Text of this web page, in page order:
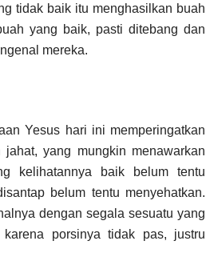
tidak baik itu menghasilkan buah
yang baik, pasti ditebang dan
mereka.
Yesus hari ini memperingatkan
yang mungkin menawarkan
kelihatannya baik belum tentu
belum tentu menyehatkan.
dengan segala sesuatu yang
porsinya tidak pas, justru